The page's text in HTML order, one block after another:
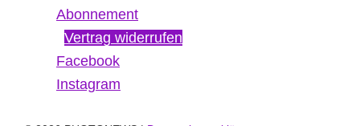
Abonnement
Vertrag widerrufen
Facebook
Instagram